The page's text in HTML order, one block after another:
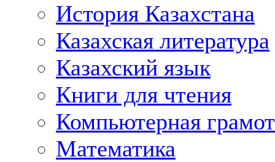
История Казахстана
Казахская литература
Казахский язык
Книги для чтения
Компьютерная
Математика